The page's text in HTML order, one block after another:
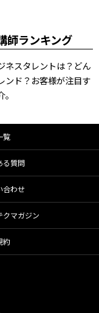
師ランキング
ネスタレントは？どん
ンド？お客様が注目す
覧
る質問
合わせ
クマガジン
約